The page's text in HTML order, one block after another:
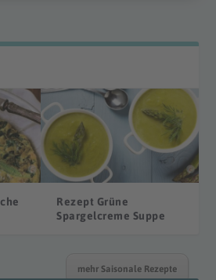
Rezept Grüne
Spargelcreme Suppe
mehr Saisonale Rezepte